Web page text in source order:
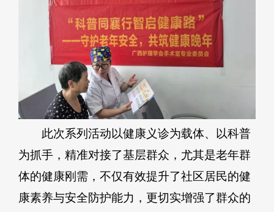
此次系列活动以健康义诊为载体、以科普
为抓手，精准对接了基层群众，尤其是老年群
体的健康刚需，不仅有效提升了社区居民的健
康素养与安全防护能力，更切实增强了群众的